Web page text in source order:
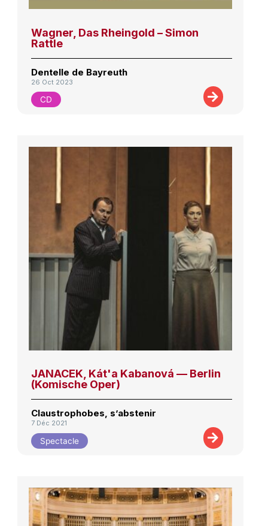
Wagner, Das Rheingold – Simon
Rattle
Dentelle de Bayreuth
26 Oct 2023
CD
JANACEK, Kát'a Kabanová — Berlin
(Komische Oper)
Claustrophobes, s’abstenir
7 Déc 2021
Spectacle